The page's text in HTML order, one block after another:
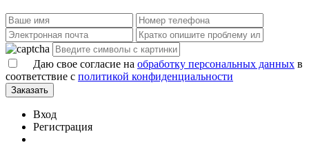
Даю свое согласие на обработку персональных данных в
соответствие с политикой конфиденциальности
Заказать
Вход
Регистрация